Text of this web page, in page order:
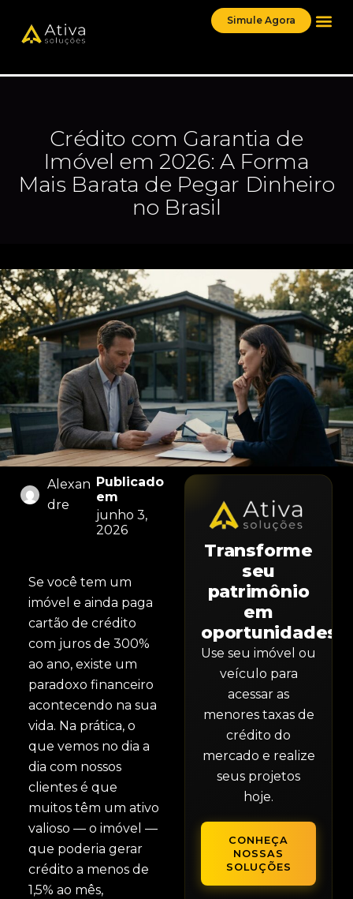
Simule Agora
Crédito com Garantia de
Imóvel em 2026: A Forma
Mais Barata de Pegar Dinheiro
no Brasil
Alexan
dre
Publicado
em
junho 3,
2026
Se você tem um
imóvel e ainda paga
cartão de crédito
com juros de 300%
ao ano, existe um
paradoxo financeiro
acontecendo na sua
vida. Na prática, o
que vemos no dia a
dia com nossos
clientes é que
muitos têm um ativo
valioso — o imóvel —
que poderia gerar
crédito a menos de
1,5% ao mês,
Transforme
seu
patrimônio
em
oportunidades.
Use seu imóvel ou
veículo para
acessar as
menores taxas de
crédito do
mercado e realize
seus projetos
hoje.
CONHEÇA
NOSSAS
SOLUÇÕES